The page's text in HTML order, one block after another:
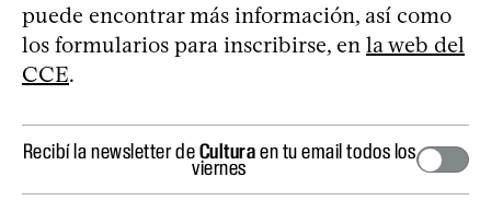
puede encontrar más información, así como
los formularios para inscribirse, en la web del
CCE.
Recibí la newsletter deCulturaen tu email todos los
viernes